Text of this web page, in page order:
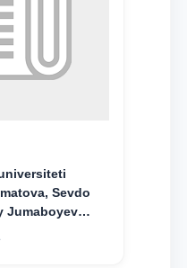
Sevdo
Jumaboyeva